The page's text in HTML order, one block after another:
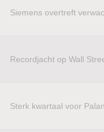
Siemens overtreft
Recordjacht op Wall
Sterk kwartaal voor